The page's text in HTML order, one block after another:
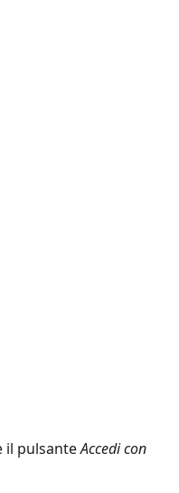
il pulsanteAccedi con